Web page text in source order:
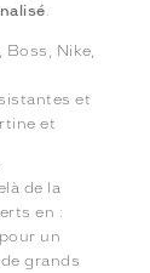
Boss, Nike,
et
et
de la
en :
un
grands